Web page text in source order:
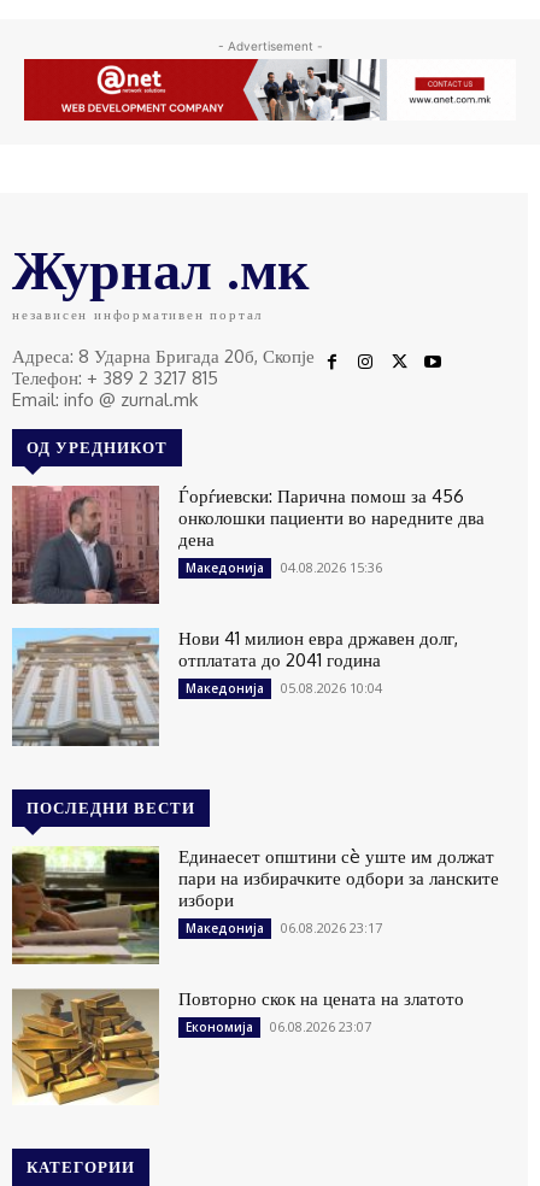
- Advertisement -
Журнал .мк
независен информативен портал
Адреса: 8 Ударна Бригада 20б, Скопје
Телефон: + 389 2 3217 815
Email: info @ zurnal.mk
ОД УРЕДНИКОТ
Ѓорѓиевски: Парична помош за 456
онколошки пациенти во наредните два
дена
Македонија 04.08.2026 15:36
Нови 41 милион евра државен долг,
отплатата до 2041 година
Македонија 05.08.2026 10:04
ПОСЛЕДНИ ВЕСТИ
Единаесет општини сè уште им должат
пари на избирачките одбори за ланските
избори
Македонија 06.08.2026 23:17
Повторно скок на цената на златото
Економија 06.08.2026 23:07
КАТЕГОРИИ